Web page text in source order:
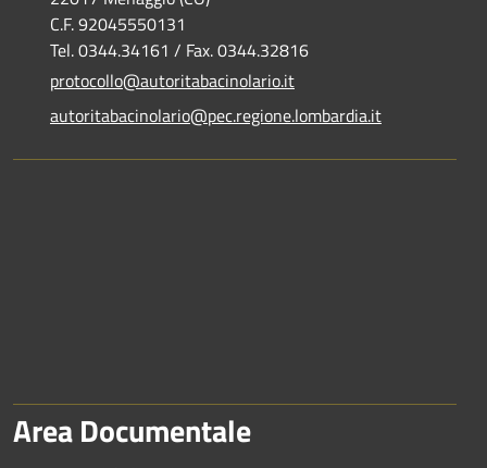
C.F. 92045550131
Tel. 0344.34161 / Fax. 0344.32816
protocollo@autoritabacinolario.it
autoritabacinolario@pec.regione.lombardia.it
Area Documentale